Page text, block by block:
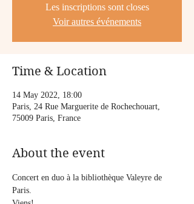
Les inscriptions sont closes
Voir autres événements
Time & Location
14 May 2022, 18:00
Paris, 24 Rue Marguerite de Rochechouart,
75009 Paris, France
About the event
Concert en duo à la bibliothèque Valeyre de
Paris.